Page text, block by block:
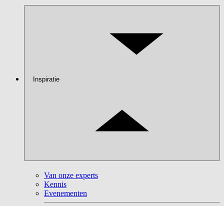
Inspiratie
Van onze experts
Kennis
Evenementen